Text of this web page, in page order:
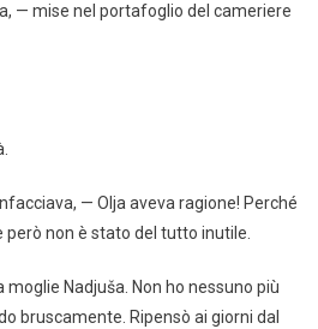
— mise nel portafoglio del cameriere
— Olja aveva ragione! Perché
non è stato del tutto inutile.
Nadjuša. Non ho nessuno più
bruscamente. Ripensò ai giorni dal